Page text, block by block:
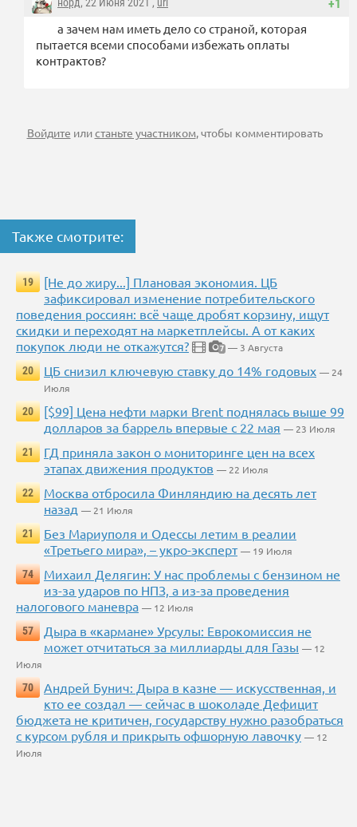
+1
норд, 22 Июня 2021 , url
а зачем нам иметь дело со страной, которая
пытается всеми способами избежать оплаты
контрактов?
Войдите илистаньте участником, чтобы комментировать
Также смотрите:
19
[Не до жиру...] Плановая экономия. ЦБ
зафиксировал изменение потребительского
поведения россиян: всё чаще дробят корзину, ищут
скидки и переходят на маркетплейсы. А от каких
покупок люди не откажутся?
7 — 3 Августа
20
ЦБ снизил ключевую ставку до 14% годовых — 24
Июля
20
[$99] Цена нефти марки Brent поднялась выше 99
долларов за баррель впервые с 22 мая — 23 Июля
21
ГД приняла закон о мониторинге цен на всех
этапах движения продуктов — 22 Июля
22
Москва отбросила Финляндию на десять лет
назад — 21 Июля
21
Без Мариуполя и Одессы летим в реалии
«Третьего мира», – укро-эксперт — 19 Июля
74
Михаил Делягин: У нас проблемы с бензином не
из-за ударов по НПЗ, а из-за проведения
налогового маневра — 12 Июля
57
Дыра в «кармане» Урсулы: Еврокомиссия не
может отчитаться за миллиарды для Газы — 12
Июля
70
Андрей Бунич: Дыра в казне — искусственная, и
кто ее создал — сейчас в шоколаде Дефицит
бюджета не критичен, государству нужно разобраться
с курсом рубля и прикрыть офшорную лавочку — 12
Июля